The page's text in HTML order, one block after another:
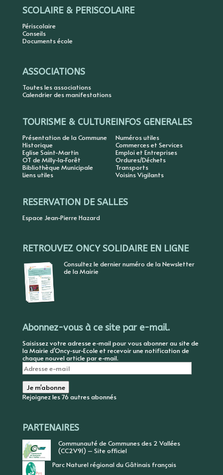
SCOLAIRE & PERISCOLAIRE
Périscolaire
Conseils
Documents école
ASSOCIATIONS
Toutes les associations
Calendrier des manifestations
TOURISME & CULTURE
Présentation de la Commune
Historique
Eglise Saint-Martin
OT de Milly-la-Forêt
Bibliothèque Municipale
Liens utiles
INFOS GENERALES
Numéros utiles
Commerces et Services
Emploi et Entreprises
Ordures/Déchets
Transports
Voisins Vigilants
RESERVATION DE SALLES
Espace Jean-Pierre Hazard
RETROUVEZ ONCY SOLIDAIRE EN LIGNE
Consultez le dernier numéro de la Newsletter
de la Mairie
Abonnez-vous à ce site par e-mail.
Saisissez votre adresse e-mail pour vous abonner au site de
la Mairie d'Oncy-sur-Ecole et recevoir une notification de
chaque nouvel article par e-mail.
Adresse
e-
mail
Je m'abonne
Rejoignez les 76 autres abonnés
PARTENAIRES
Communauté de Communes des 2 Vallées
(CC2V91) – Site officiel
Parc Naturel régional du Gâtinais français